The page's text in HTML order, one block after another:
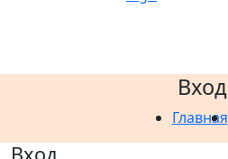
Вход
Главная